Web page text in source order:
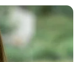
DE L’ISLE
en 3 chevaux